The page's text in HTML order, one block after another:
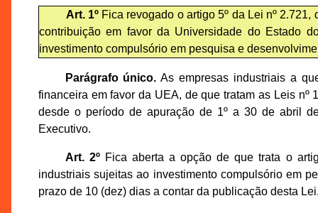
Art. 1ºFica revogado o artigo 5º da Lei nº
contribuição em favor da Universidade do Estado
investimento compulsório em pesquisa e
Parágrafo único. As empresas industriais a
financeira em favor da UEA, de que tratam as Leis
desde o período de apuração de 1º a 30 de abril
Executivo.
Art. 2ºFica aberta a opção de que trata o
industriais sujeitas ao investimento compulsório em
prazo de 10 (dez) dias a contar da publicação desta